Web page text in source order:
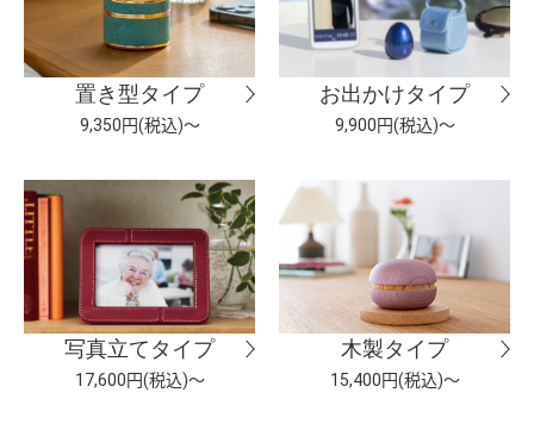
置き型タイプ
9,350円(税込)～
お出かけタイプ
9,900円(税込)～
写真立てタイプ
17,600円(税込)～
木製タイプ
15,400円(税込)～